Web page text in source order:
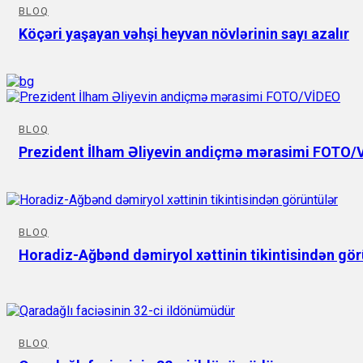
BLOQ
Köçəri yaşayan vəhşi heyvan növlərinin sayı azalır
BLOQ
Prezident İlham Əliyevin andiçmə mərasimi FOTO/
BLOQ
Horadiz-Ağbənd dəmiryol xəttinin tikintisindən
BLOQ